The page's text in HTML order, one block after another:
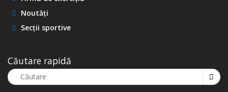
Noutăți
Secții sportive
Căutare rapidă